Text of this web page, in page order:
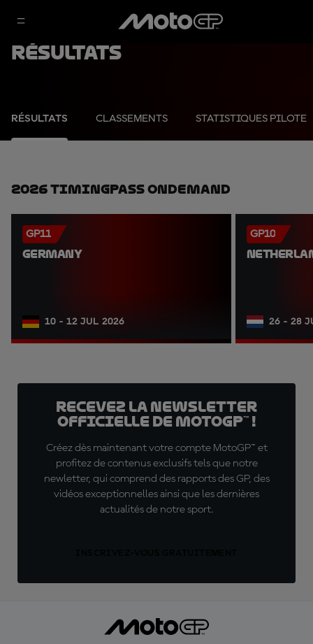
Résultats
RÉSULTATS CLASSEMENTS STATISTIQUES PILOTE
2026 TimingPass OnDemand
GP11
GERMANY
10 - 12 JUL 2026
GP10
26 - 28
Recevez la Newsletter
officielle de MotoGP™ !
Créez dès maintenant votre compte MotoGP™ et
profitez de contenus exclusifs tels que notre
newletter, qui comprend des rapports des GP, des
vidéos exceptionnelles ainsi que les dernières
actualités de notre sport.